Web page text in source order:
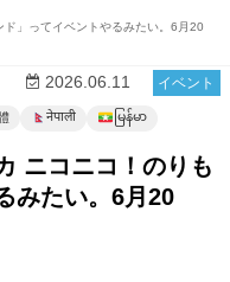
」ってイベントやるみたい。6月20
イベント
2026.06.11
नेपाली မြန်မာ
ニコニコ！のりも
みたい。6月20